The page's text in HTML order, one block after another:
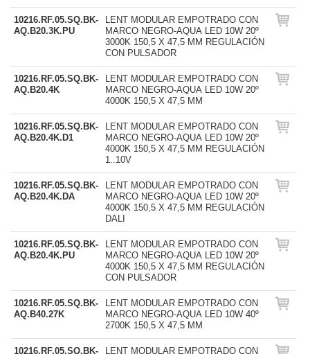
10216.RF.05.SQ.BK-
AQ.B20.3K.PU
LENT MODULAR EMPOTRADO CON
MARCO NEGRO-AQUA LED 10W 20º
3000K 150,5 X 47,5 MM REGULACIÓN
CON PULSADOR
10216.RF.05.SQ.BK-
AQ.B20.4K
LENT MODULAR EMPOTRADO CON
MARCO NEGRO-AQUA LED 10W 20º
4000K 150,5 X 47,5 MM
10216.RF.05.SQ.BK-
AQ.B20.4K.D1
LENT MODULAR EMPOTRADO CON
MARCO NEGRO-AQUA LED 10W 20º
4000K 150,5 X 47,5 MM REGULACIÓN
1..10V
10216.RF.05.SQ.BK-
AQ.B20.4K.DA
LENT MODULAR EMPOTRADO CON
MARCO NEGRO-AQUA LED 10W 20º
4000K 150,5 X 47,5 MM REGULACIÓN
DALI
10216.RF.05.SQ.BK-
AQ.B20.4K.PU
LENT MODULAR EMPOTRADO CON
MARCO NEGRO-AQUA LED 10W 20º
4000K 150,5 X 47,5 MM REGULACIÓN
CON PULSADOR
10216.RF.05.SQ.BK-
AQ.B40.27K
LENT MODULAR EMPOTRADO CON
MARCO NEGRO-AQUA LED 10W 40º
2700K 150,5 X 47,5 MM
10216.RF.05.SQ.BK- LENT MODULAR EMPOTRADO CON